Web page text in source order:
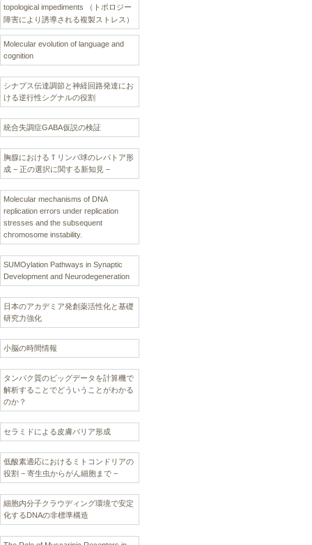
topological impediments （トポロジー
障害により誘導される複製ストレス）
Molecular evolution of language and
cognition
シナプス伝達調節と神経回路発達にお
ける逆行性シグナルの役割
統合失調症GABA仮説の検証
胸腺におけるＴリンパ球のレパトア形
成 − 正の選択に関する新知見 −
Molecular mechanisms of DNA
replication errors under replication
stresses and the subsequent
chromosome instability.
SUMOylation Pathways in Synaptic
Development and Neurodegeneration
日本のアカデミア発創薬活性化と基礎
研究力強化
小脳の時間情報
タンパク質のビッグデータを計算機で
解析することでどういうことがわかる
のか？
セラミドによる皮膚バリア形成
低酸素適応におけるミトコンドリアの
役割 − 寄生虫からがん細胞まで −
細胞内分子クラウディング環境で安定
化するDNAの非標準構造